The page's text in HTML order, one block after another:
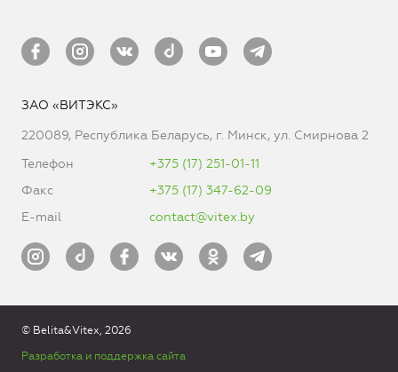
ЗАО «ВИТЭКС»
220089, Республика Беларусь, г. Минск, ул. Смирнова 2
Телефон
+375 (17) 251-01-11
Факс
+375 (17) 347-62-09
E-mail
contact@vitex.by
© Belita&Vitex, 2026
Разработка и поддержка сайта